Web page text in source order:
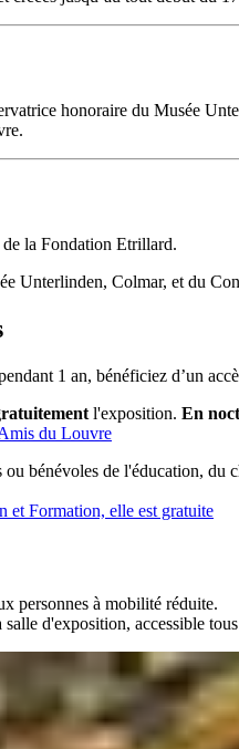
honoraire du Musée
la Fondation Etrillard.
Unterlinden, Colmar, et du
1 an, bénéficiez d’un
l'exposition. En
du Louvre
ou bénévoles de l'éducation,
et Formation, elle est gratuite
personnes à mobilité réduite.
d'exposition, accessible